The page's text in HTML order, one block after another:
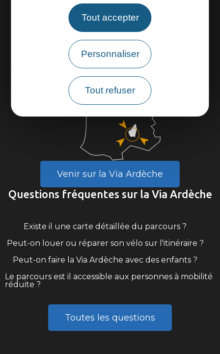
Tout accepter
Personnaliser
Tout refuser
Espace presse
Espace pro
Partenaires
Venir sur la Via Ardèche
Questions fréquentes sur la Via Ardèche
Existe il une carte détaillée du parcours ?
Peut-on louer ou réparer son vélo sur l'itinéraire ?
Peut-on faire la Via Ardèche avec des enfants ?
Le parcours est il accessible aux personnes à mobilité
réduite ?
Toutes les questions